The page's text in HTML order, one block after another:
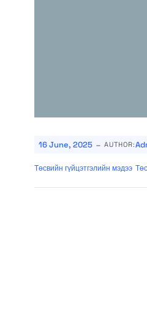
16 June, 2025 - AUTHOR:
Төсвийн гүйцэтгэлийн мэдээ